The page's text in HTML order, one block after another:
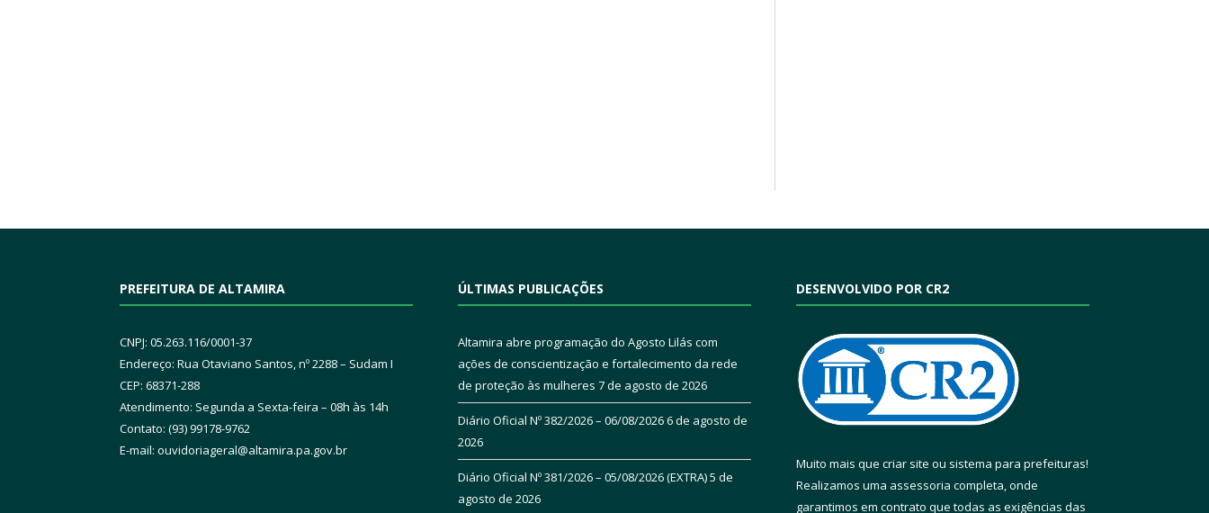
PREFEITURA DE ALTAMIRA
CNPJ: 05.263.116/0001-37
Endereço: Rua Otaviano Santos, nº 2288 – Sudam I
CEP: 68371-288
Atendimento: Segunda a Sexta-feira – 08h às 14h
Contato: (93) 99178-9762
E-mail: ouvidoriageral@altamira.pa.gov.br
ÚLTIMAS PUBLICAÇÕES
Altamira abre programação do Agosto Lilás com
ações de conscientização e fortalecimento da rede
de proteção às mulheres 7 de agosto de 2026
Diário Oficial Nº 382/2026 – 06/08/20266 de agosto de
2026
Diário Oficial Nº 381/2026 – 05/08/2026 (EXTRA)5 de
agosto de 2026
DESENVOLVIDO POR CR2
Muito mais que criar site ou sistema para prefeituras!
Realizamos uma assessoria completa, onde
garantimos em contrato que todas as exigências das